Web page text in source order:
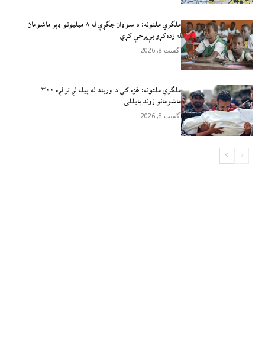
ملګري ملتونه: د سوډان جګړې له ۸ میلیونو ډېر ماشومان
له زده‌کړو بې‌برخې کړي
آگست 8, 2026
ملګري ملتونه: غزه کې د اوربند له پیله لږ تر لږه ۳۰۰
ماشومانو ژوند بايللی
آگست 8, 2026